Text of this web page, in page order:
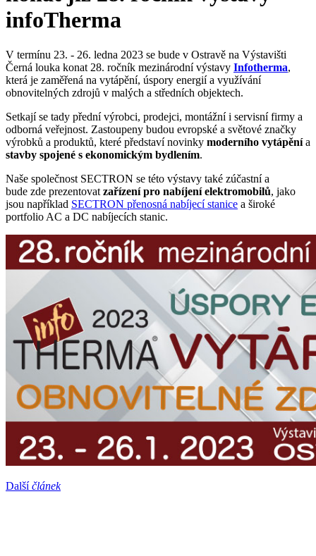
infoTherma
V termínu 23. - 26. ledna 2023 se bude v Ostravě na Výstavišti
Černá louka konat 28. ročník mezinárodní výstavy Infotherma,
která je zaměřená na vytápění, úspory energií a využívání
obnovitelných zdrojů v malých a středních objektech.
Setkají se tady přední výrobci, prodejci, montážní i servisní firmy a
odborná veřejnost. Zastoupeny budou evropské a světové značky
výrobků a produktů, které představí novinky moderního vytápěnía
stavby spojené s ekonomickým bydlením.
Naše společnost SECTRON se této výstavy také zúčastní a
bude zde prezentovat zařízení pro nabíjeníelektromobilů, jako
jsou například SECTRON přenosná nabíjecí stanice a široké
portfolio AC a DC nabíjecích stanic.
Dalšíčlánek